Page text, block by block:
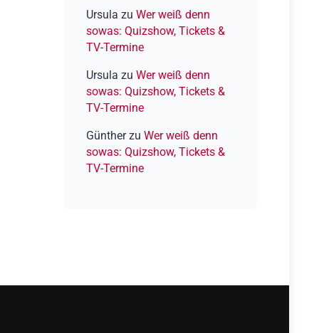
Ursula zu Wer weiß denn
sowas: Quizshow, Tickets &
TV-Termine
Ursula zu Wer weiß denn
sowas: Quizshow, Tickets &
TV-Termine
Güntherzu Wer weiß denn
sowas: Quizshow, Tickets &
TV-Termine